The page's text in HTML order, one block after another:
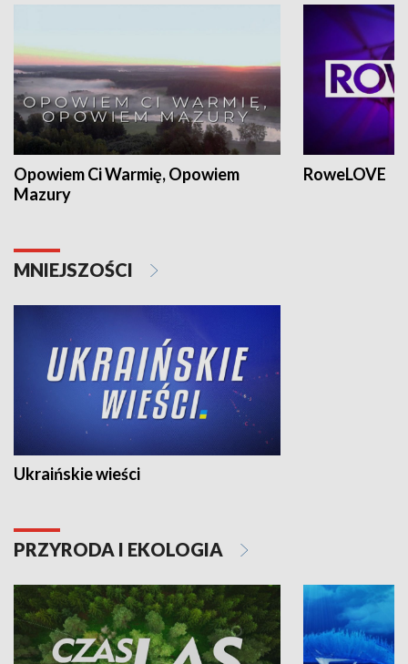
Opowiem Ci Warmię, Opowiem
Mazury
RoweLOVE
MNIEJSZOŚCI
Ukraińskie wieści
PRZYRODA I EKOLOGIA